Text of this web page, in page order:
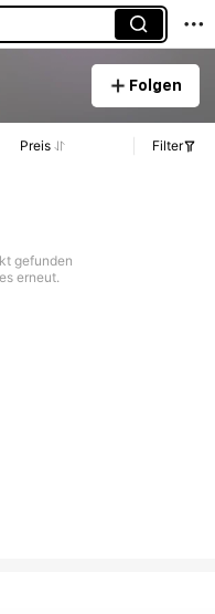
Folgen
Preis Filter
gefunden
erneut.